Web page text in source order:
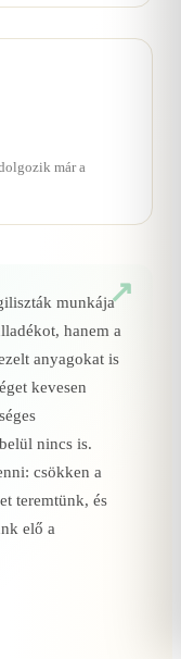
már a
munkája
hanem a
anyagokat is
kevesen
nincs is.
csökken a
teremtünk, és
elő a